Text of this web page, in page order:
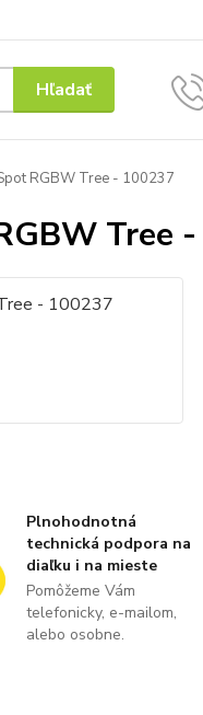
Hľadať
RGBW Tree - 100237
Tree
Plnohodnotná
technická podpora na
diaľku i na mieste
Pomôžeme Vám
telefonicky, e-mailom,
alebo osobne.